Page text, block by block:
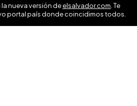
nueva versión deelsalvador.com . Te
portal país donde coincidimos todos.